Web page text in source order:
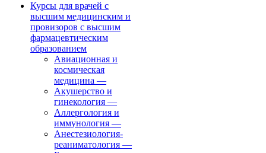
Курсы для врачей с
высшим медицинским и
провизоров с высшим
фармацевтическим
образованием
Авиационная и
космическая
медицина —
Акушерство и
гинекология —
Аллергология и
иммунология —
Анестезиология-
реаниматология —